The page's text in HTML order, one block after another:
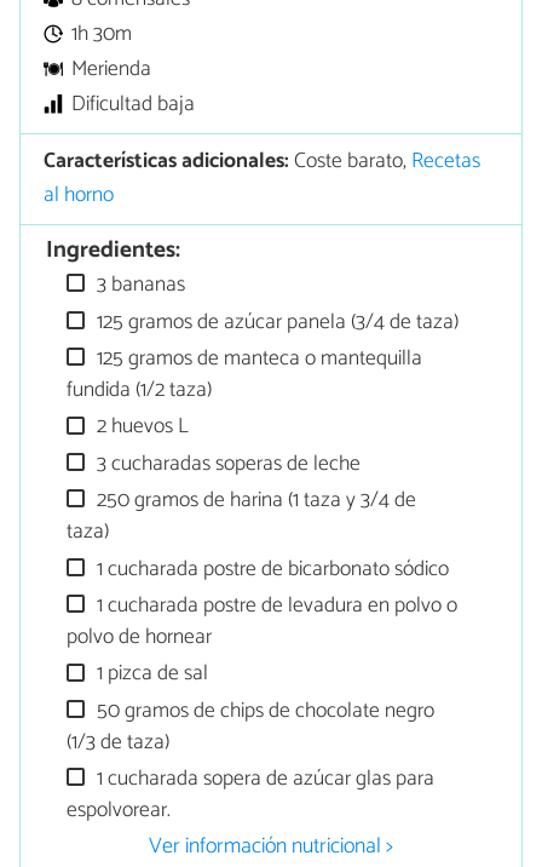
1h 30m
Merienda
Dificultad baja
Características adicionales:Coste barato,Recetas
al horno
Ingredientes:
3 bananas
125 gramos de azúcar panela (3/4 de taza)
125 gramos de manteca o mantequilla
fundida (1/2 taza)
2 huevos L
3 cucharadas soperas de leche
250 gramos de harina (1 taza y 3/4 de
taza)
1 cucharada postre de bicarbonato sódico
1 cucharada postre de levadura en polvo o
polvo de hornear
1 pizca de sal
50 gramos de chips de chocolate negro
(1/3 de taza)
1 cucharada sopera de azúcar glas para
espolvorear.
Ver información nutricional >